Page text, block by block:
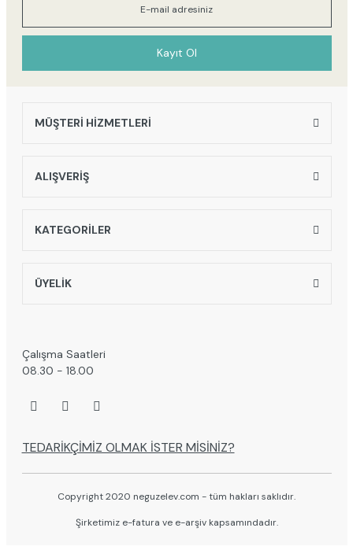
Ürün fiyatı diğer sitelerden daha pahalı.
Bu ürüne benzer farklı alternatifler olmalı.
Kayıt Ol
MÜŞTERİ HİZMETLERİ
ALIŞVERİŞ
KATEGORİLER
ÜYELİK
Çalışma Saatleri
08.30 - 18.00
TEDARİKÇİMİZ OLMAK İSTER MİSİNİZ?
Copyright 2020 neguzelev.com - tüm hakları saklıdır.
Şirketimiz e-fatura ve e-arşiv kapsamındadır.